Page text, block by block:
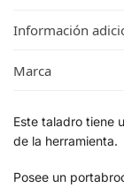
Información
Marca
Este taladro tiene
de la herramienta.
Posee un